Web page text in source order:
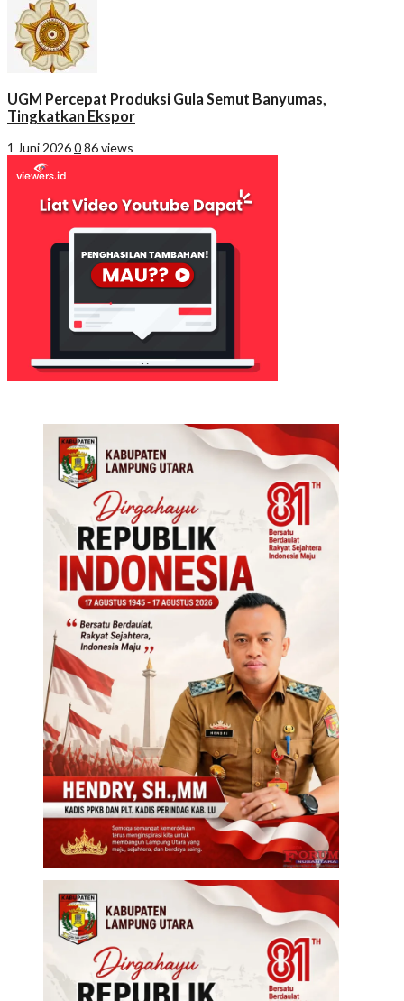
UGM Percepat Produksi Gula Semut Banyumas,
Tingkatkan Ekspor
1 Juni 2026086 views